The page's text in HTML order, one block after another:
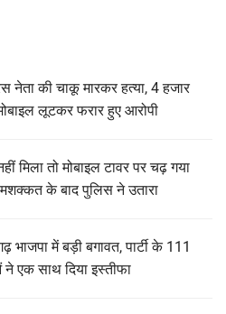
नेता की चाकू मारकर हत्या, 4 हजार
लूटकर फरार हुए आरोपी
मिला तो मोबाइल टावर पर चढ़ गया
के बाद पुलिस ने उतारा
भाजपा में बड़ी बगावत, पार्टी के 111
ने एक साथ दिया इस्तीफा